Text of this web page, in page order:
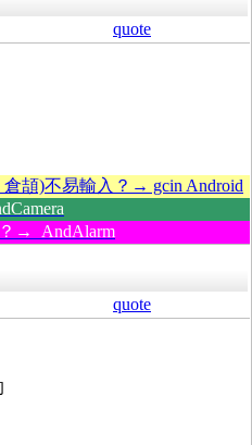
quote
頡)不易輸入？→ gcin Android
→ AndAlarm
quote